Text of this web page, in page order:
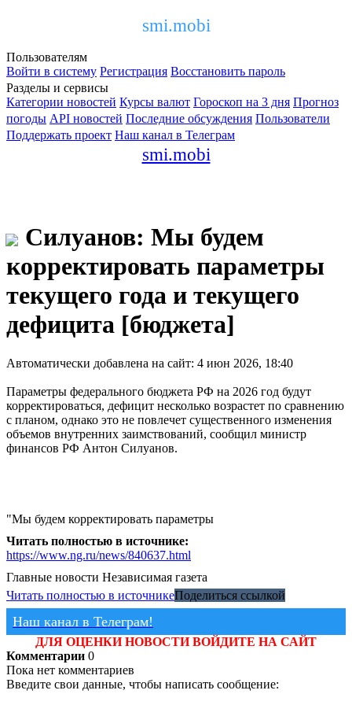
smi.mobi
Пользователям
Войти в систему Регистрация Восстановить пароль
Разделы и сервисы
Категории новостей Курсы валют Гороскоп на 3 дня Прогноз
погоды API новостей Последние обсуждения Пользователи
Поддержать проект Наш канал в Телеграм
smi.mobi
Силуанов: Мы будем
корректировать параметры
текущего года и текущего
дефицита [бюджета]
Автоматически добавлена на сайт: 4 июн 2026, 18:40
Параметры федерального бюджета РФ на 2026 год будут
корректироваться, дефицит несколько возрастет по сравнению
с планом, однако это не повлечет существенного изменения
объемов внутренних заимствований, сообщил министр
финансов РФ Антон Силуанов.
"Мы будем корректировать параметры
Читать полностью в источнике:
https://www.ng.ru/news/840637.html
Главные новости Независимая газета
Читать полностью в источникеПоделиться ссылкой
Наш канал в Телеграм!
ДЛЯ ОЦЕНКИ НОВОСТИ ВОЙДИТЕ НА САЙТ
Комментарии 0
Пока нет комментариев
Введите свои данные, чтобы написать сообщение: